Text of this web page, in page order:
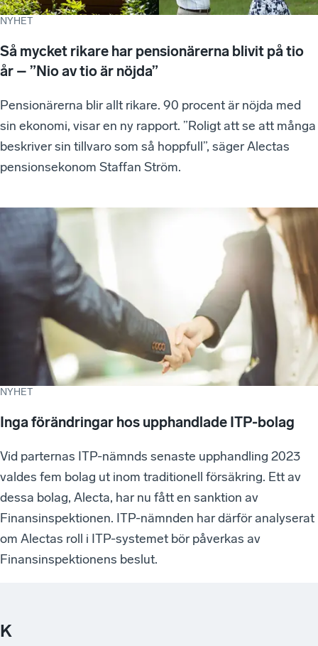
NYHET
Så mycket rikare har pensionärerna blivit på tio
år – ”Nio av tio är nöjda”
Pensionärerna blir allt rikare. 90 procent är nöjda med
sin ekonomi, visar en ny rapport. ”Roligt att se att många
beskriver sin tillvaro som så hoppfull”, säger Alectas
pensionsekonom Staffan Ström.
NYHET
Inga förändringar hos upphandlade ITP-bolag
Vid parternas ITP-nämnds senaste upphandling 2023
valdes fem bolag ut inom traditionell försäkring. Ett av
dessa bolag, Alecta, har nu fått en sanktion av
Finansinspektionen. ITP-nämnden har därför analyserat
om Alectas roll i ITP-systemet bör påverkas av
Finansinspektionens beslut.
K